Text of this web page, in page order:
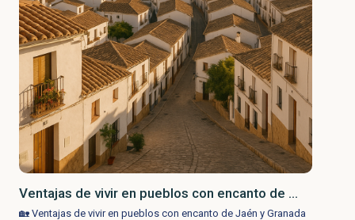
Ventajas de vivir en pueblos con encanto de ...
🏡 Ventajas de vivir en pueblos con encanto de Jaén y Granada